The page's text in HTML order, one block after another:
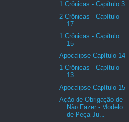
1 Crônicas - Capítulo 3
2 Crônicas - Capítulo
17
1 Crônicas - Capítulo
15
Apocalipse Capítulo 14
1 Crônicas - Capítulo
13
Apocalipse Capítulo 15
Ação de Obrigação de
Não Fazer - Modelo
de Peça Ju...